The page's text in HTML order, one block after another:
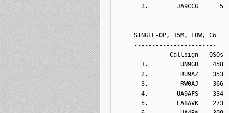
3.        JA9CCG      5
SINGLE-OP, 15M, LOW, CW
-----------------------
Callsign   QSOs  Points
1.         UN9GD    458
2.         RU9AZ    353
3.         RW0AJ    366
4.        UA9AFS    334
5.        EA8AVK    273